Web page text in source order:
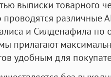
выписки товарного
проводятся
и Силденафила по
прилагают
удобным для